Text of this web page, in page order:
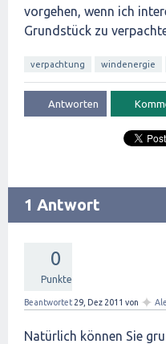
vorgehen, wenn ich
Grundstück zu
verpachtung windenergie
1 Antwort
0
Punkte
Beantwortet 29, Dez 2011 von ✦
Natürlich können Sie